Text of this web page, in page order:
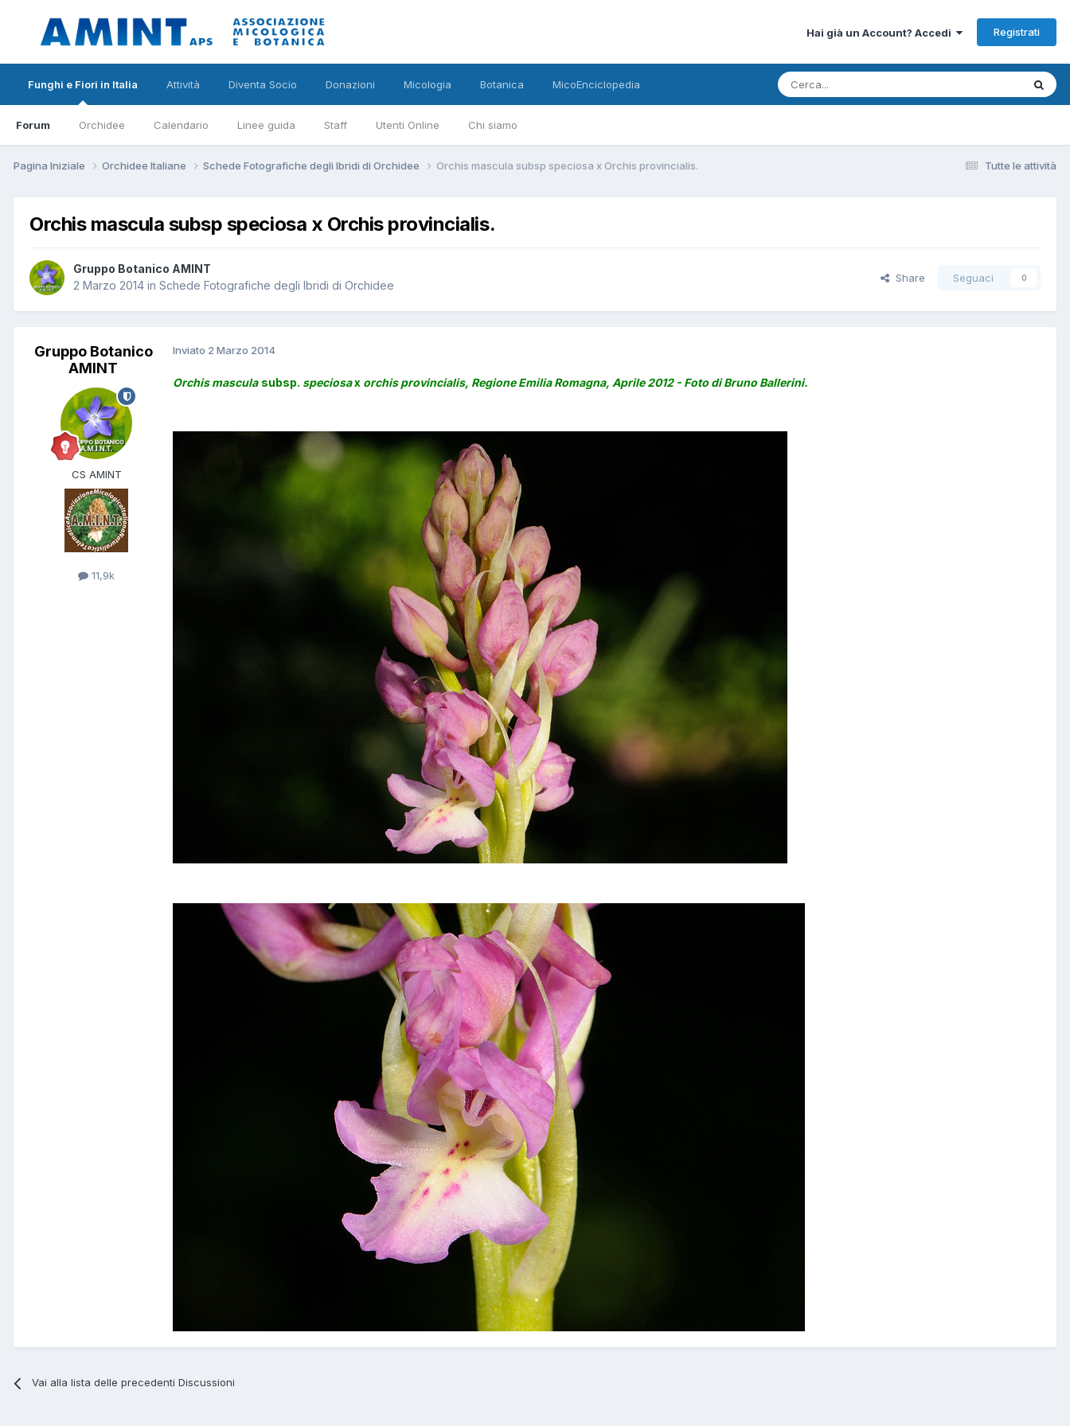
Hai già un Account? Accedi Registrati
Funghi e Fiori in Italia
Forum Orchidee Calendario Linee guida Staff Utenti Online Chi siamo
Attività Diventa Socio Donazioni Micologia Botanica MicoEnciclopedia
Tutte le attività
Pagina Iniziale Orchidee Italiane Schede Fotografiche degli Ibridi di Orchidee Orchis mascula subsp speciosa x Orchis provincialis.
Orchis mascula subsp speciosa x Orchis provincialis.
Gruppo Botanico AMINT
2 Marzo 2014 in Schede Fotografiche degli Ibridi di Orchidee
Share Seguaci 0
Gruppo Botanico
AMINT
CS AMINT
11,9k
Inviato 2 Marzo 2014
Orchis mascula subsp. speciosax orchis provincialis, Regione Emilia Romagna, Aprile 2012 - Foto di Bruno Ballerini.
Vai alla lista delle precedenti Discussioni